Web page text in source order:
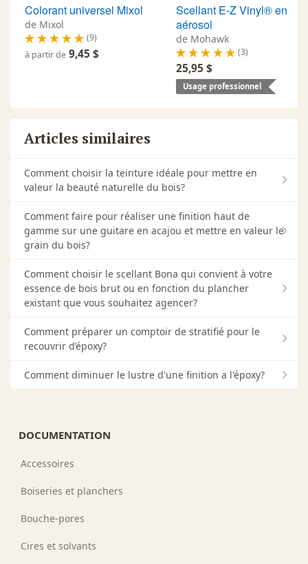
Colorant universel Mixol
de Mixol
(9)
à partir de 9,45 $
Scellant E-Z Vinyl® en
aérosol
de Mohawk
(3)
25,95 $
Usage professionnel
Articles similaires
Comment choisir la teinture idéale pour mettre en
valeur la beauté naturelle du bois?
Comment faire pour réaliser une finition haut de
gamme sur une guitare en acajou et mettre en valeur le
grain du bois?
Comment choisir le scellant Bona qui convient à votre
essence de bois brut ou en fonction du plancher
existant que vous souhaitez agencer?
Comment préparer un comptoir de stratifié pour le
recouvrir d’époxy?
Comment diminuer le lustre d'une finition a l'époxy?
DOCUMENTATION
Accessoires
Boiseries et planchers
Bouche-pores
Cires et solvants